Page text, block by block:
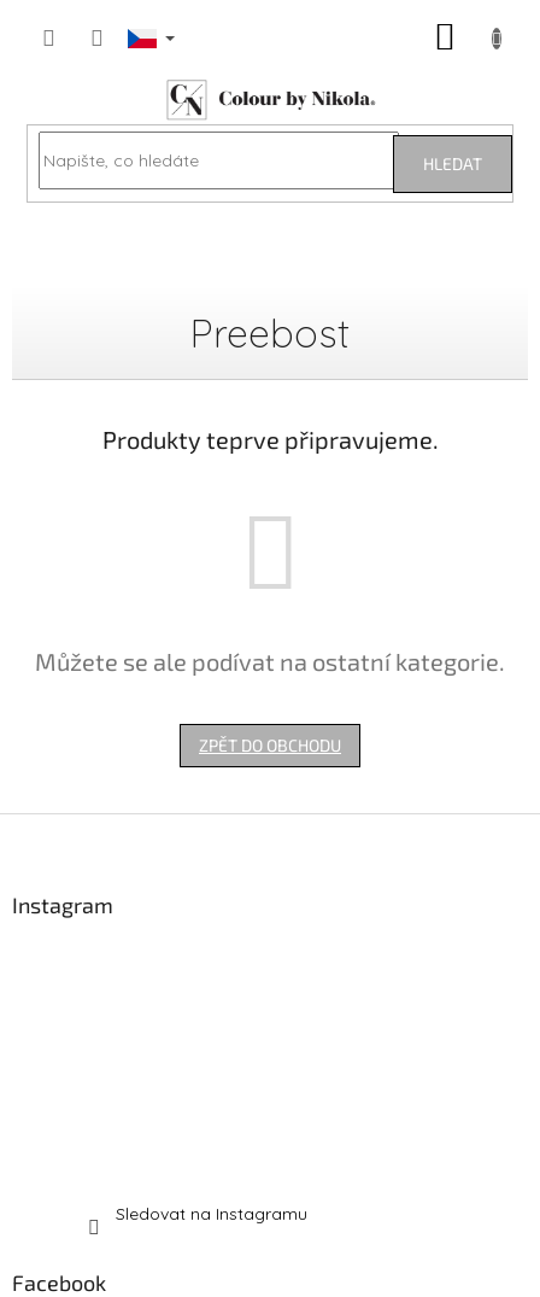
HLEDAT
Preebost
Produkty teprve připravujeme.
Můžete se ale podívat na ostatní kategorie.
ZPĚT DO OBCHODU
Instagram
Sledovat na Instagramu
Facebook